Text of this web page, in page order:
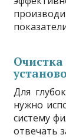
Для
нужно
систему
отвечать